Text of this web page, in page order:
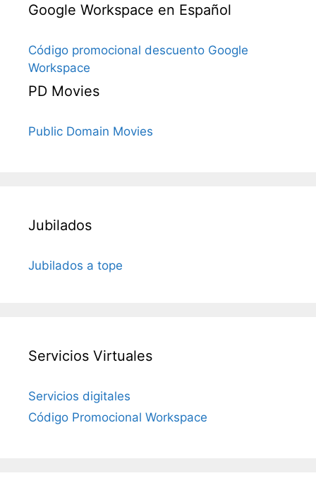
Google Workspace en Español
Código promocional descuento Google
Workspace
PD Movies
Public Domain Movies
Jubilados
Jubilados a tope
Servicios Virtuales
Servicios digitales
Código Promocional Workspace